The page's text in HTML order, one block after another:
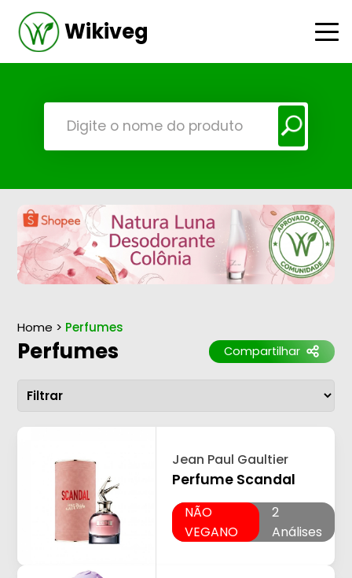
Wikiveg
Home > Perfumes
Perfumes Compartilhar
Jean Paul Gaultier
Perfume Scandal
NÃO
VEGANO
2
Análises